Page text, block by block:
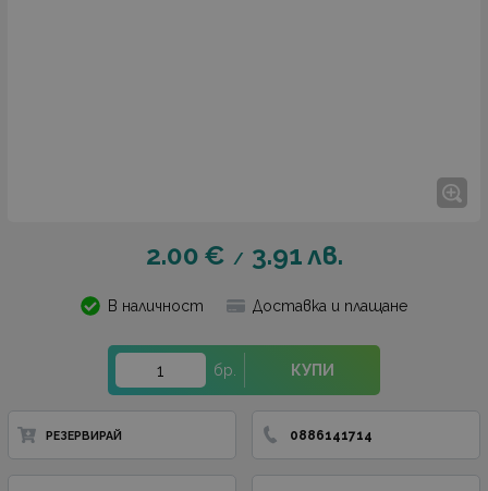
2.00 € / 3.91лв.
В наличност Доставка и плащане
бр. КУПИ
РЕЗЕРВИРАЙ 0886141714